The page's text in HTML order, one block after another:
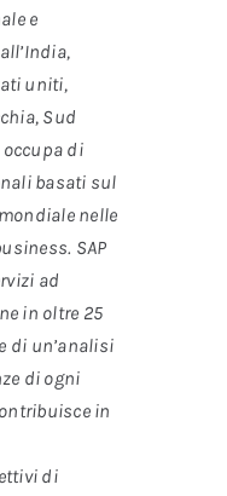
e
uniti,
Sud
occupa di
basati sul
nelle
SAP
ad
in oltre 25
di un’analisi
di ogni
in
di